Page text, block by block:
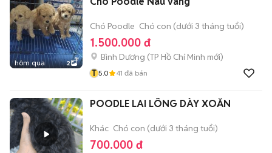
hôm qua 2
Chó Poodle Chó con (dưới 3 tháng tuổi)
1.500.000 đ
Bình Dương (TP Hồ Chí Minh mới)
T 5.0 41 đã bán
POODLE LAI LÔNG DÀY XOĂN
Khác Chó con (dưới 3 tháng tuổi)
700.000 đ